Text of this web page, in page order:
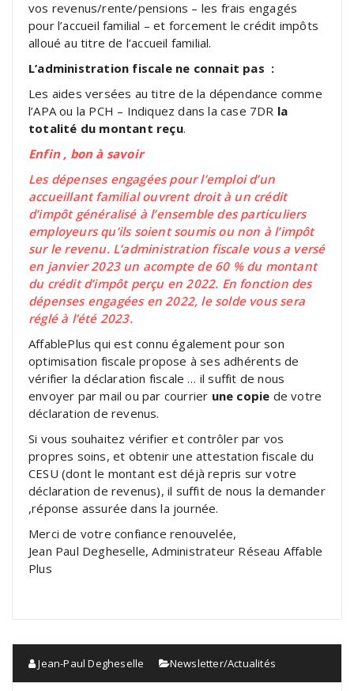
vos revenus/rente/pensions – les frais engagés
pour l’accueil familial – et forcement le crédit impôts
alloué au titre de l’accueil familial.
L’administration fiscale ne connait pas :
Les aides versées au titre de la dépendance comme
l’APA ou la PCH – Indiquez dans la case 7DR la
totalité du montant reçu.
Enfin , bon à savoir
Les dépenses engagées pour l’emploi d’un
accueillant familial ouvrent droit à un crédit
d’impôt généralisé à l’ensemble des particuliers
employeurs qu’ils soient soumis ou non à l’impôt
sur le revenu. L’administration fiscale vous a versé
en janvier 2023 un acompte de 60 % du montant
du crédit d’impôt perçu en 2022. En fonction des
dépenses engagées en 2022, le solde vous sera
réglé à l’été 2023.
AffablePlus qui est connu également pour son
optimisation fiscale propose à ses adhérents de
vérifier la déclaration fiscale … il suffit de nous
envoyer par mail ou par courrier une copie de votre
déclaration de revenus.
Si vous souhaitez vérifier et contrôler par vos
propres soins, et obtenir une attestation fiscale du
CESU (dont le montant est déjà repris sur votre
déclaration de revenus), il suffit de nous la demander
,réponse assurée dans la journée.
Merci de votre confiance renouvelée,
Jean Paul Degheselle, Administrateur Réseau Affable
Plus
Jean-Paul Degheselle Newsletter/Actualités